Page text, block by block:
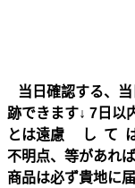
当日確認する、当
跡できます↓ 7日以
とは遠慮 し て は
不明点、等があ
商品は必ず貴地に